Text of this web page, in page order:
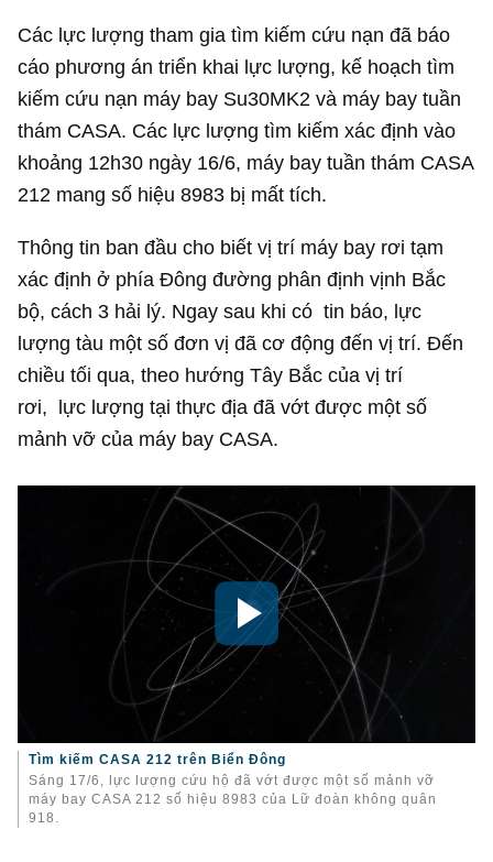
Các lực lượng tham gia tìm kiếm cứu nạn đã báo
cáo phương án triển khai lực lượng, kế hoạch tìm
kiếm cứu nạn máy bay Su30MK2 và máy bay tuần
thám CASA. Các lực lượng tìm kiếm xác định vào
khoảng 12h30 ngày 16/6, máy bay tuần thám CASA
212 mang số hiệu 8983 bị mất tích.
Thông tin ban đầu cho biết vị trí máy bay rơi tạm
xác định ở phía Đông đường phân định vịnh Bắc
bộ, cách 3 hải lý. Ngay sau khi có tin báo, lực
lượng tàu một số đơn vị đã cơ động đến vị trí. Đến
chiều tối qua, theo hướng Tây Bắc của vị trí
rơi, lực lượng tại thực địa đã vớt được một số
mảnh vỡ của máy bay CASA.
Tìm kiếm CASA 212 trên Biển Đông
Sáng 17/6, lực lượng cứu hộ đã vớt được một số mảnh vỡ
máy bay CASA 212 số hiệu 8983 của Lữ đoàn không quân
918.